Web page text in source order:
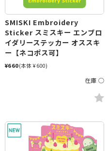
SMISKI Embroidery
Sticker スミスキー エンブロ
イダリーステッカー オススキ
ー【ネコポス可】
¥660(本体 ¥600)
在庫 ○